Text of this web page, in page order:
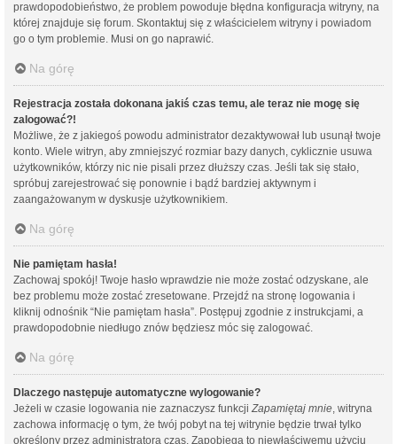
prawdopodobieństwo, że problem powoduje błędna konfiguracja witryny, na
której znajduje się forum. Skontaktuj się z właścicielem witryny i powiadom
go o tym problemie. Musi on go naprawić.
Na górę
Rejestracja została dokonana jakiś czas temu, ale teraz nie mogę się
zalogować?!
Możliwe, że z jakiegoś powodu administrator dezaktywował lub usunął twoje
konto. Wiele witryn, aby zmniejszyć rozmiar bazy danych, cyklicznie usuwa
użytkowników, którzy nic nie pisali przez dłuższy czas. Jeśli tak się stało,
spróbuj zarejestrować się ponownie i bądź bardziej aktywnym i
zaangażowanym w dyskusje użytkownikiem.
Na górę
Nie pamiętam hasła!
Zachowaj spokój! Twoje hasło wprawdzie nie może zostać odzyskane, ale
bez problemu może zostać zresetowane. Przejdź na stronę logowania i
kliknij odnośnik “Nie pamiętam hasła”. Postępuj zgodnie z instrukcjami, a
prawdopodobnie niedługo znów będziesz móc się zalogować.
Na górę
Dlaczego następuje automatyczne wylogowanie?
Jeżeli w czasie logowania nie zaznaczysz funkcji Zapamiętaj mnie, witryna
zachowa informację o tym, że twój pobyt na tej witrynie będzie trwał tylko
określony przez administratora czas. Zapobiega to niewłaściwemu użyciu